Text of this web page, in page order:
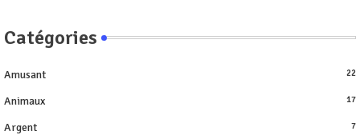
Catégories
Amusant 22
Animaux 17
Argent 7